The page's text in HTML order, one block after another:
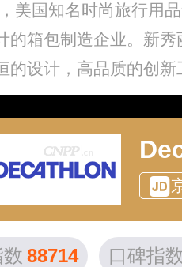
美国知名时尚旅行用
的箱包制造企业。新
的设计，高品质的创
数 88714 口碑指